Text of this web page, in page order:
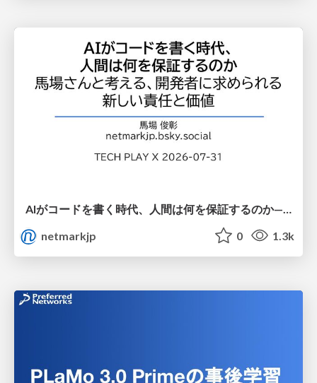
netmarkjp
0 1.3k